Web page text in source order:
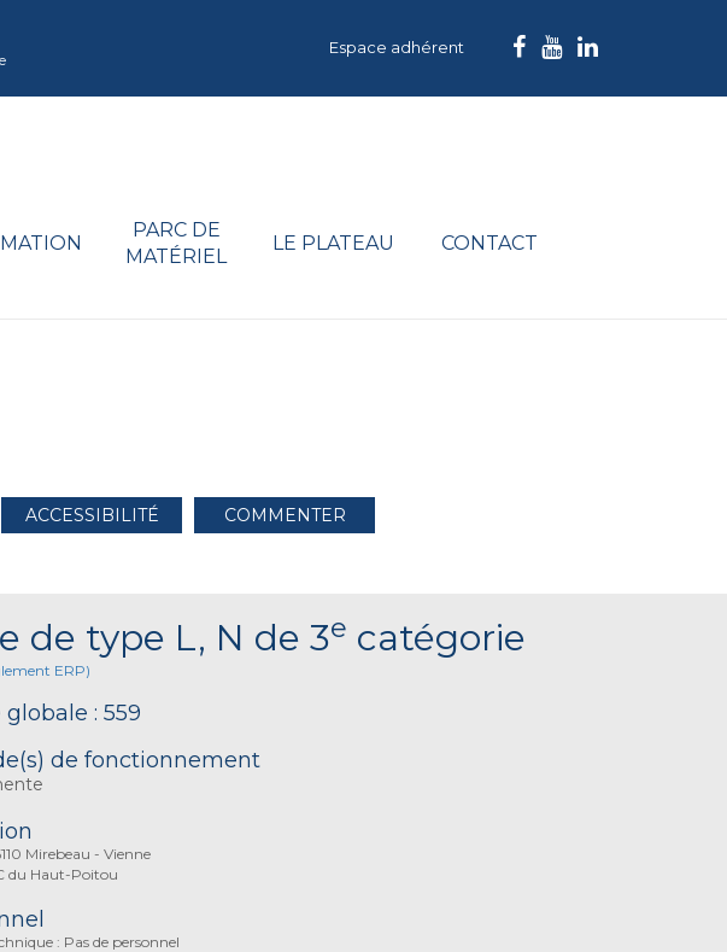
Espace adhérent
PARC DE
MATÉRIEL
LE PLATEAU CONTACT
ACCESSIBILITÉ COMMENTER
de type L, N de 3e catégorie
ERP)
: 559
de fonctionnement
Mirebeau - Vienne
du Haut-Poitou
: Pas de personnel